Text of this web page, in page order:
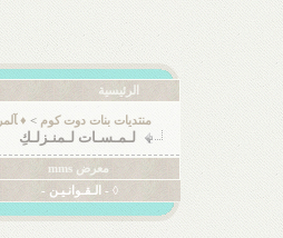
الرئيسية
منتديات بنات دوت كوم >
♦
لـمـسـات لـمنـزلـكِ
معرض mms
◊ - الـقـوانـيـن -